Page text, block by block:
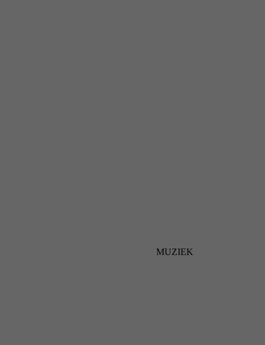
MUZIEK